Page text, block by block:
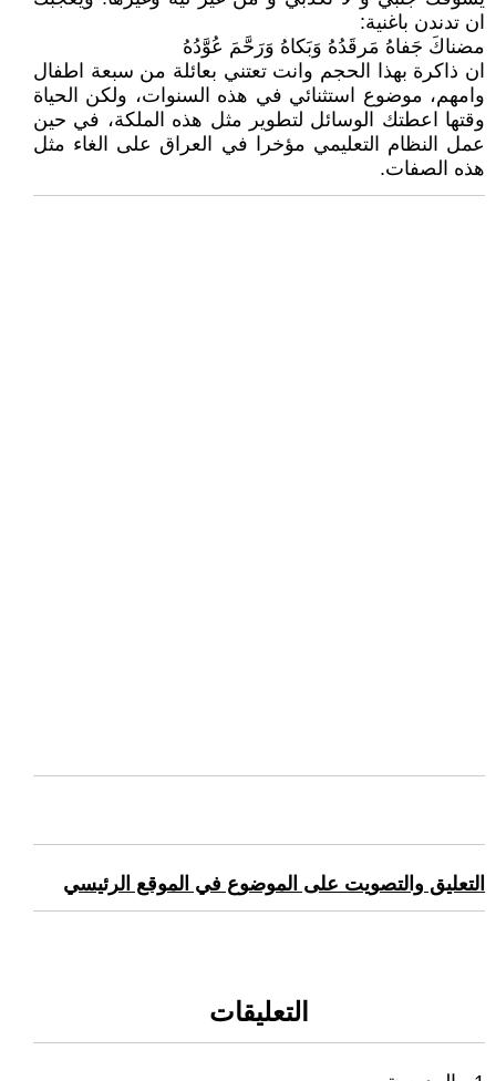
ان تدندن باغنية:
مضناكَ جَفاهُ مَرقَدُهُ وَبَكاهُ وَرَحَّمَ عُوَّدُهُ
ان ذاكرة بهذا الحجم وانت تعتني بعائلة من سبعة اطفال
وامهم، موضوع استثنائي في هذه السنوات، ولكن الحياة
وقتها اعطتك الوسائل لتطوير مثل هذه الملكة، في حين
عمل النظام التعليمي مؤخرا في العراق على الغاء مثل
هذه الصفات.
التعليق والتصويت على الموضوع في الموقع الرئيسي
التعليقات